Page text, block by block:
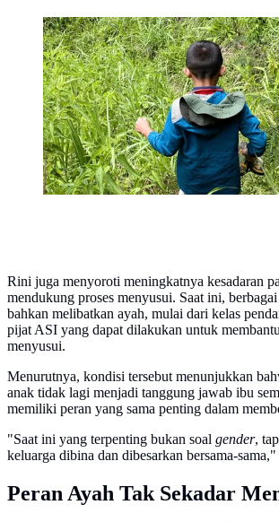
Dokter Spesialis Anak Konsultan
Prof. DR. dr. Rini Sekartini, Sp.A (K),
manfaat keterlibatan ayah bagi
(Foto: Liputan6.com/Ade Nasihudin)
Rini juga menyoroti meningkatnya kesadaran
mendukung proses menyusui. Saat ini,
bahkan melibatkan ayah, mulai dari kelas
pijat ASI yang dapat dilakukan untuk
menyusui.
Menurutnya, kondisi tersebut menunjukkan
anak tidak lagi menjadi tanggung jawab ibu
memiliki peran yang sama penting dalam
"Saat ini yang terpenting bukan soal gender,
keluarga dibina dan dibesarkan bersama-
Peran Ayah Tak Sekadar